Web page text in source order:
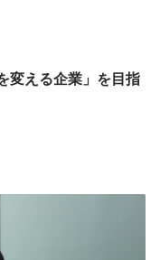
変える企業」を目指